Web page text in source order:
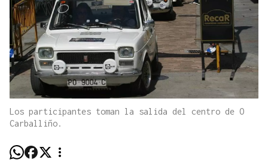
Los participantes toman la salida del centro de O
Carballiño.